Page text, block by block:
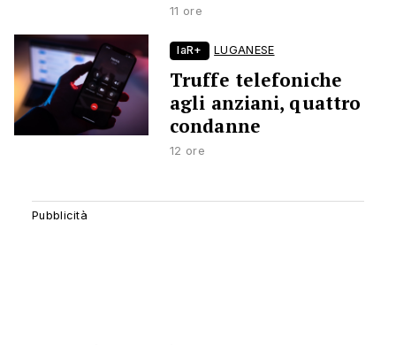
11 ore
laR+ LUGANESE
Truffe telefoniche
agli anziani, quattro
condanne
12 ore